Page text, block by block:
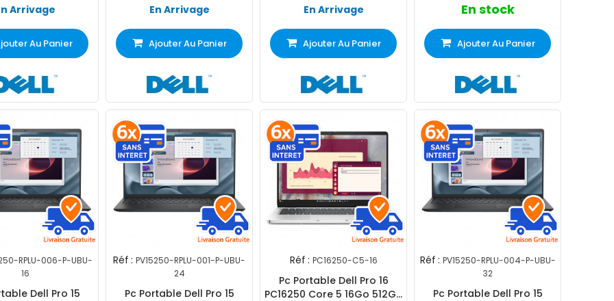
Arrivage
Au Panier
En Arrivage
Ajouter Au Panier
En Arrivage
Ajouter Au Panier
En stock
Ajouter Au Panier
RPLU-006-P-UBU-
16
Dell Pro 15
Réf : PV15250-RPLU-001-P-UBU-
24
Pc Portable Dell Pro 15
Réf : PC16250-C5-16
Pc Portable Dell Pro 16
PC16250 Core 5 16Go 512Go
Réf : PV15250-RPLU-004-P-UBU-
32
Pc Portable Dell Pro 15